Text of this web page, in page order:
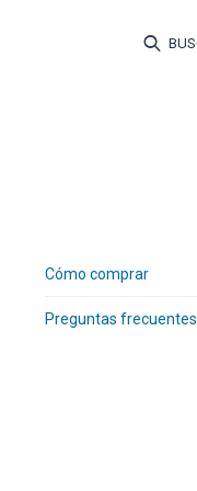
Cómo comprar
Preguntas frecuentes